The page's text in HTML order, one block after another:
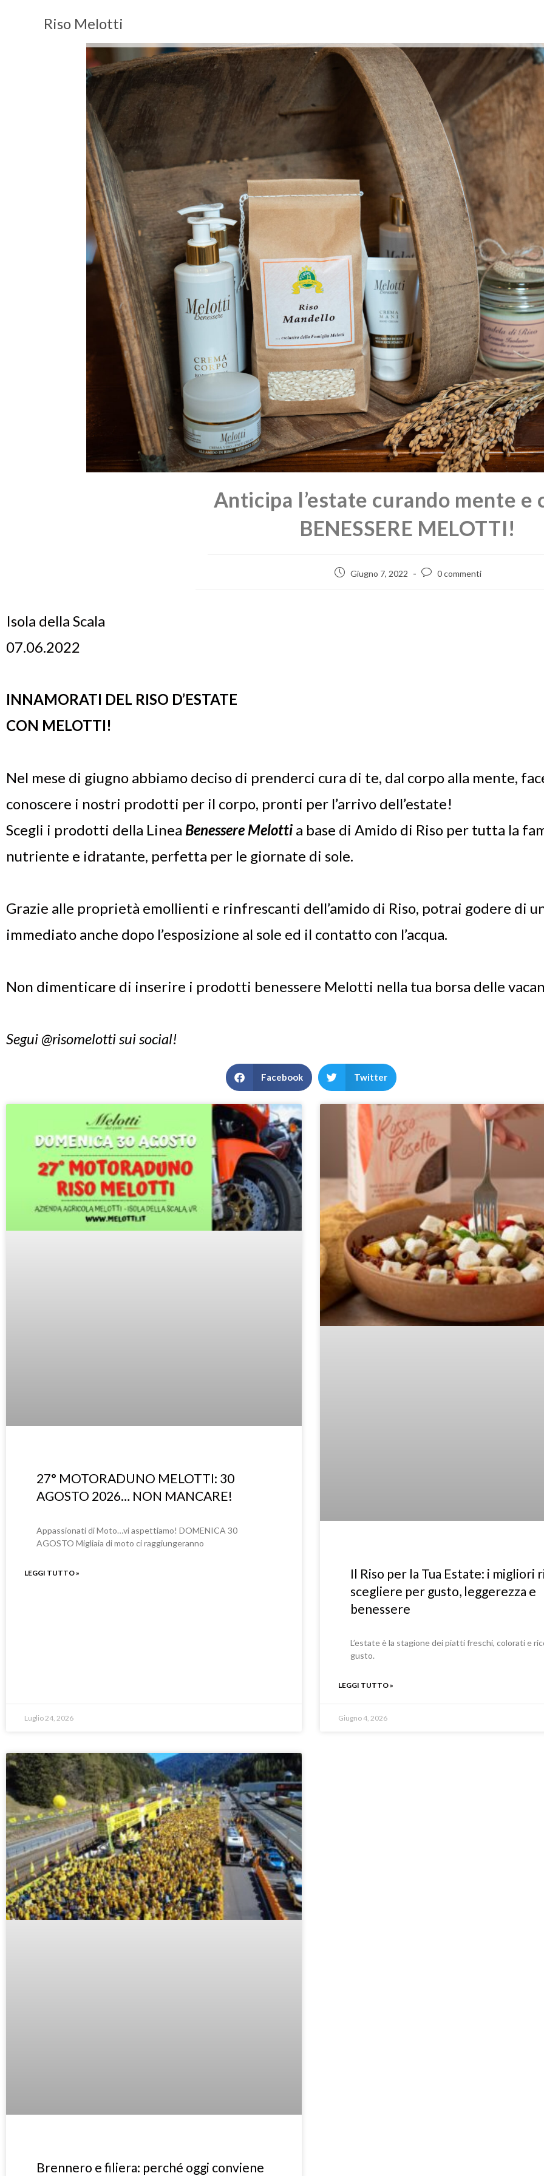
Riso Melotti
Anticipa l’estate curando mente e
BENESSERE MELOTTI!
Giugno 7, 2022 0 commenti
Isola della Scala
07.06.2022
INNAMORATI DEL RISO D’ESTATE
CON MELOTTI!
Nel mese di giugno abbiamo deciso di prenderci cura di te, dal corpo alla mente,
conoscere i nostri prodotti per il corpo, pronti per l’arrivo dell’estate!
Scegli i prodotti della Linea Benessere Melotti a base di Amido di Riso per tutta la
nutriente e idratante, perfetta per le giornate di sole.
Grazie alle proprietà emollienti e rinfrescanti dell’amido di Riso, potrai godere di
immediato anche dopo l’esposizione al sole ed il contatto con l’acqua.
Non dimenticare di inserire i prodotti benessere Melotti nella tua borsa delle
Segui @risomelotti sui social!
Facebook Twitter
27° MOTORADUNO MELOTTI: 30
AGOSTO 2026… NON MANCARE!
Appassionati di Moto…vi aspettiamo! DOMENICA 30
AGOSTO Migliaia di moto ci raggiungeranno
LEGGI TUTTO »
Luglio 24, 2026
Il Riso per la Tua Estate: i migliori
scegliere per gusto, leggerezza e
benessere
L’estate è la stagione dei piatti freschi, colorati e
gusto.
LEGGI TUTTO »
Giugno 4, 2026
Brennero e filiera: perché oggi conviene